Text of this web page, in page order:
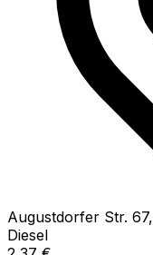
Augustdorfer Str. 67,
Diesel